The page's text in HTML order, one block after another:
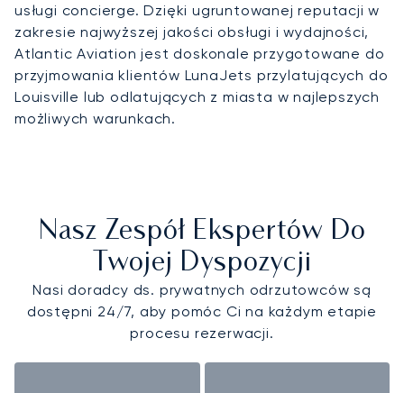
usługi concierge. Dzięki ugruntowanej reputacji w
zakresie najwyższej jakości obsługi i wydajności,
Atlantic Aviation jest doskonale przygotowane do
przyjmowania klientów LunaJets przylatujących do
Louisville lub odlatujących z miasta w najlepszych
możliwych warunkach.
Nasz Zespół Ekspertów Do
Twojej Dyspozycji
Nasi doradcy ds. prywatnych odrzutowców są
dostępni 24/7, aby pomóc Ci na każdym etapie
procesu rezerwacji.